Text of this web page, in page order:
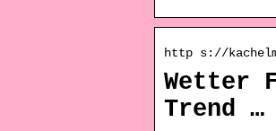
http s://
Wetter
Trend …